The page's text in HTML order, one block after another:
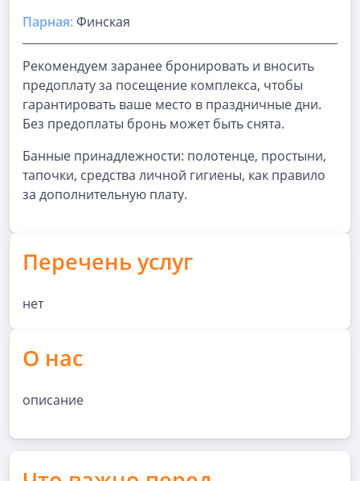
Парная:Финская
Рекомендуем заранее бронировать и вносить
предоплату за посещение комплекса, чтобы
гарантировать ваше место в праздничные дни.
Без предоплаты бронь может быть снята.
Банные принадлежности: полотенце, простыни,
тапочки, средства личной гигиены, как правило
за дополнительную плату.
Перечень услуг
нет
О нас
описание